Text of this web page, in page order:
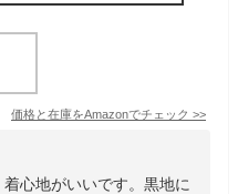
価格と在庫をAmazonでチェック >>
心地がいいです。黒地に